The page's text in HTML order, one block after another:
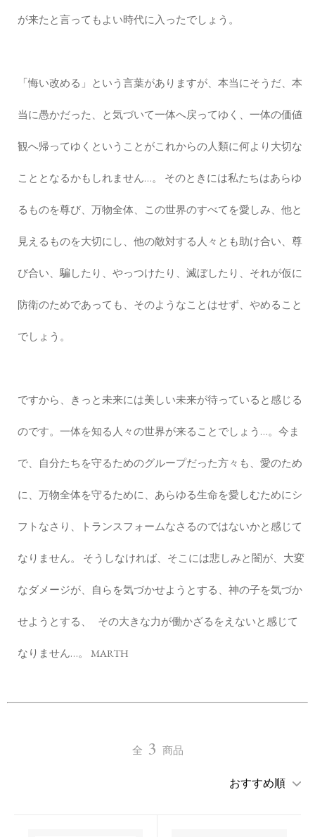
が来たと言ってもよい時代に入ったでしょう。
「悔い改める」という言葉がありますが、本当にそうだ、本
当に愚かだった、と気づいて一体へ戻ってゆく、一体の価値
観へ帰ってゆくということがこれからの人類に何より大切な
こととなるかもしれません…。 そのときには私たちはあらゆ
るものを尊び、万物全体、この世界のすべてを愛しみ、他と
見えるものを大切にし、他の敵対する人々とも助け合い、尊
び合い、騙したり、やっつけたり、滅ぼしたり、それが仮に
防衛のためであっても、そのようなことはせず、やめること
でしょう。
ですから、きっと未来には美しい未来が待っていると感じる
のです。一体を知る人々の世界が来ることでしょう…。今ま
で、自分たちを守るためのグループだった方々も、愛のため
に、万物全体を守るために、あらゆる生命を愛しむためにシ
フトなさり、トランスフォームなさるのではないかと感じて
なりません。 そうしなければ、そこには悲しみと闇が、大変
なダメージが、自らを気づかせようとする、神の子を気づか
せようとする、 その大きな力が働かざるをえないと感じて
なりません…。 MARTH
全 3 商品